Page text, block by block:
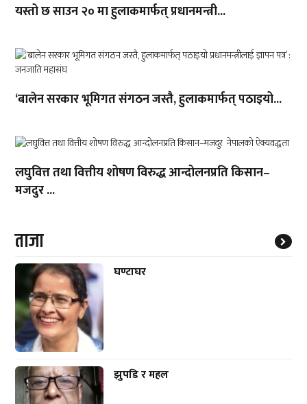
यस्तो छ साउन २० मा हुलाकमार्फत् प्रधानमन्त्री...
‘बालेन सरकार भूमिगत संगठन जस्तै, हुलाकमार्फत् पठाइयो...
लघुवित्त तथा वित्तीय शोषण विरुद्ध आन्दोलनप्रति किसान–
मजदुर ...
ताजा
घण्टाघर
झुपडि र महल